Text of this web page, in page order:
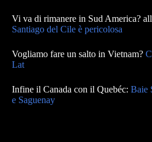
Vi va di rimanere in Sud America?
Santiago del Cile è pericolosa
Vogliamo fare un salto in Vietnam?
Lat
Infine il Canada con il Quebéc: Baie
e Saguenay